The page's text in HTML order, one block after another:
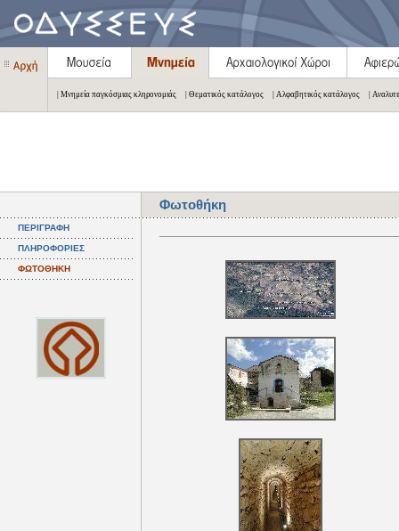
| Μνημεία παγκόσμιας κληρονομιάς | Θεματικός κατάλογος | Αλφαβητικός κατάλογος |
Φωτοθήκη
ΠΕΡΙΓΡΑΦΗ
ΠΛΗΡΟΦΟΡΙΕΣ
ΦΩΤΟΘΗΚΗ